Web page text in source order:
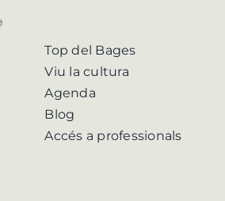
Top del Bages
Viu la cultura
Agenda
Blog
Accés a professionals